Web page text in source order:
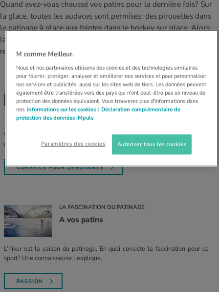
et intolérances
ACTUELS DANS LE DOMAINE ALIMENTATION
Calculateur d’IMC
Calculez votre besoin en calories
d’hiver
ACTUELS DANS LE DOMAINE MOUVEMENT
Calculer la consommation de calories
Course & Jogging
au quotidien
de relaxation
ACTUELS DANS LE DOMAINE RELAXATION
Travail et santé
Détente active
médical
spécialisée
des femmes
ACTUELS DANS LE DOMAINE MÉDECINE
Réduire la tension artérielle
Douleurs nerveuses
ACTUELS DANS LE DOMAINE SERVICE
Offres
Tool, test et quiz
Quand avez-vous chaussé vos patins pour la dernière fois? Sur
la glace, toutes les audaces sont permises: des pirouettes dans
le patinage à glace aux feintes dans le hockey sur glace. Alors,
lancez-vous et lacez vos patins! Nous vous montrons comment
rester en bonne santé et le matériel que vous devez choisir.
PATINAGE
Conseils utiles pour apprendre à patiner
Vous faites du patin à glace pour la première fois? Voici nos conseils
d’expert pour vous préparer.
CONSEILS POUR DÉBUTANTS
LA FASCINATION DU PATINAGE
A vos patins
L’hiver est la saison du patinage. En quoi consiste la fascination pour ce
sport? Une connaisseuse l’explique.
PASSION
M comme Meilleur.
Nous et nos partenaires utilisons des cookies et des technologies similaires
pour fournir, protéger, analyser et améliorer nos services et pour personnaliser
nos services et publicités, aussi sur les sites web de tiers. Les données peuvent
également être transférées vers des pays qui n'ont peut-être pas un niveau de
protection des données équivalent. Vous trouverez plus d'informations dans
nos informations sur les cookies | Déclaration complémentaire de
protection des données iMpuls
Paramètres des cookies Autoriser tous les cookies